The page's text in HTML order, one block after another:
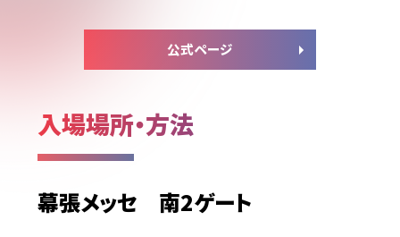
公式ページ
入場場所・方法
幕張メッセ 南2ゲート